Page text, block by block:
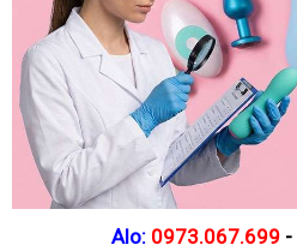
Alo: 0973.067.699 -